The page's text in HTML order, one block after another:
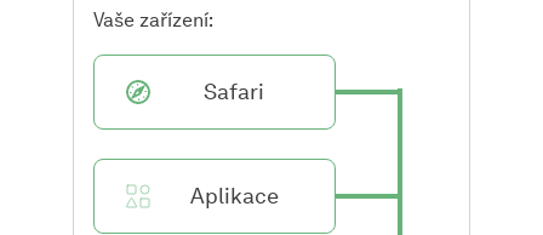
Vaše zařízení:
Safari
Aplikace